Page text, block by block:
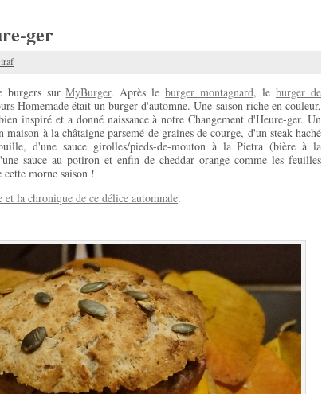
ger
burgers surMyBurger. Après leburger montagnard, leburger de
Homemade était un burger d'automne. Une saison riche en couleur,
inspiré et a donné naissance à notre Changement d'Heure-ger. Un
à la châtaigne parsemé de graines de courge, d'un steak haché
d'une sauce girolles/pieds-de-mouton à la Pietra (bière à la
sauce au potiron et enfin de cheddar orange comme les feuilles
morne saison !
la chronique de ce délice automnale.